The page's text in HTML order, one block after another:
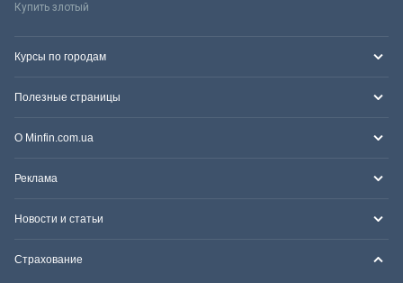
Купить злотый
Курсы по городам
Полезные страницы
О Minfin.com.ua
Реклама
Новости и статьи
Страхование